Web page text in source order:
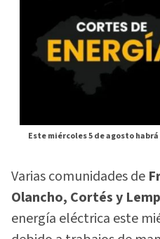
Este miércoles 5 de agosto
Varias comunidades de
Olancho, Cortés y
energía eléctrica este